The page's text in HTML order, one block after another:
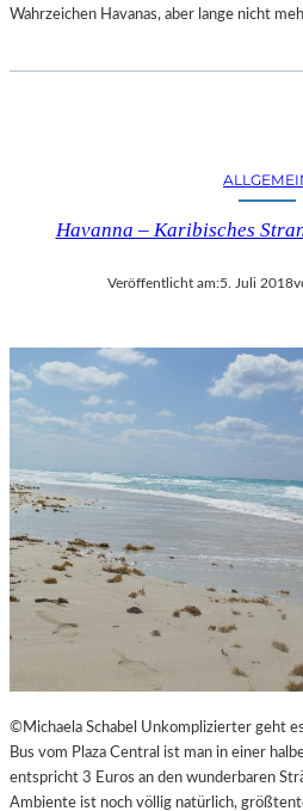
Wahrzeichen Havanas, aber lange nicht
Havanna – Karibisches
Veröffentlicht am:5. Juli 2018
©Michaela Schabel Unkomplizierter geht
Bus vom Plaza Central ist man in einer
entspricht 3 Euros an den wunderbaren
Ambiente ist noch völlig natürlich,